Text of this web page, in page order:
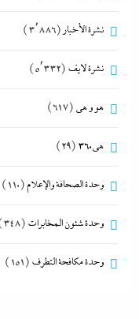
نشرة الأخبار (3٬886)
نشرة لايف (5٬332)
هو و هي (617)
هى360 (29)
وحدة الصحافة والإعلام(110)
وحدة شئون المخابرات (348)
وحدة مكافحة التطرف (151)